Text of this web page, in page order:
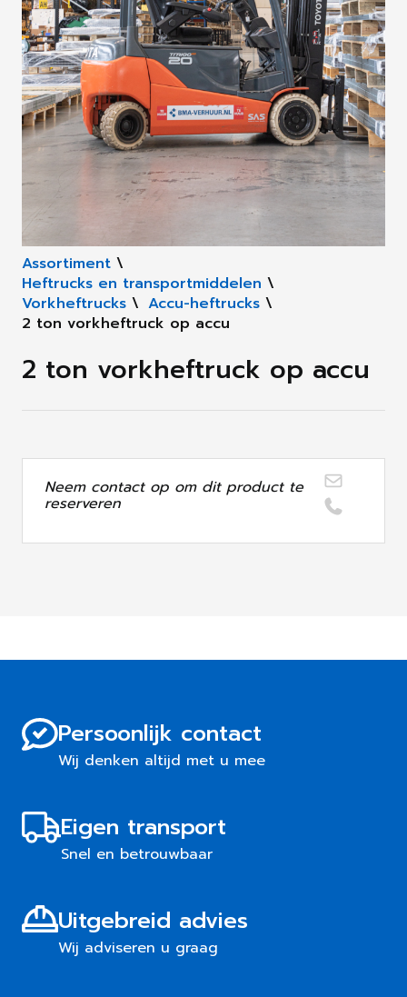
Assortiment \
Heftrucks en transportmiddelen \
Vorkheftrucks \ Accu-heftrucks \
2 ton vorkheftruck op accu
2 ton vorkheftruck op accu
Neem contact op om dit product te
reserveren
Persoonlijk contact
Wij denken altijd met u mee
Eigen transport
Snel en betrouwbaar
Uitgebreid advies
Wij adviseren u graag